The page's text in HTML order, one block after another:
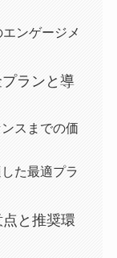
ンゲージメ
ランと導
スまでの価
た最適プラ
と推奨環